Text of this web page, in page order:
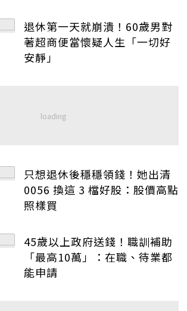
退休第一天就崩潰！60歲男對
著超商便當懷疑人生「一切好
安靜」
只想退休後穩穩領錢！她出清
0056 換這 3 檔好股：股價高點
照樣買
45歲以上政府送錢！職訓補助
「最高10萬」：在職、待業都
能申請